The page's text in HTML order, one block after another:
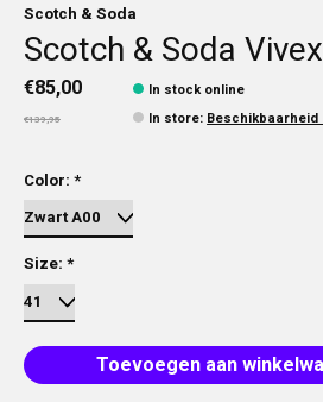
Scotch & Soda
Scotch & Soda
€85,00
€139,95
In stock online
In store:
Color: *
Size: *
Toevoegen aan